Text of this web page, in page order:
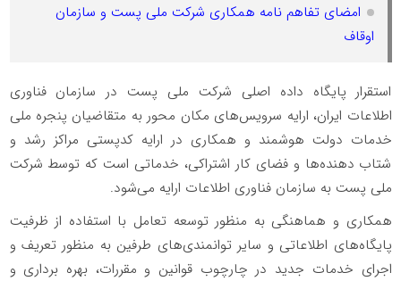
امضای تفاهم نامه همکاری شرکت ملی پست و سازمان
اوقاف
استقرار پایگاه داده اصلی شرکت ملی پست در سازمان فناوری
اطلاعات ایران، ارایه سرویس‌های مکان محور به متقاضیان پنجره ملی
خدمات دولت هوشمند و همکاری در ارایه کدپستی مراکز رشد و
شتاب دهنده‌ها و فضای کار اشتراکی، خدماتی است که توسط شرکت
ملی پست به سازمان فناوری اطلاعات ارایه می‌شود.
همکاری و هماهنگی به منظور توسعه تعامل با استفاده از ظرفیت
پایگاه‌های اطلاعاتی و سایر توانمندی‌های طرفین به منظور تعریف و
اجرای خدمات جدید در چارچوب قوانین و مقررات، بهره برداری و